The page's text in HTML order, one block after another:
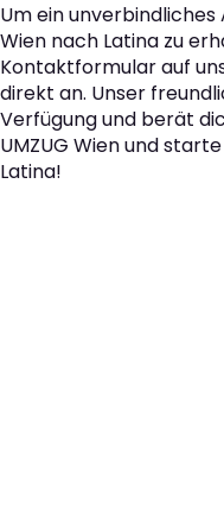
Um ein
Wien nach Latina zu
Kontaktformular auf
direkt an. Unser
Verfügung und berät
UMZUG Wien und
Latina!